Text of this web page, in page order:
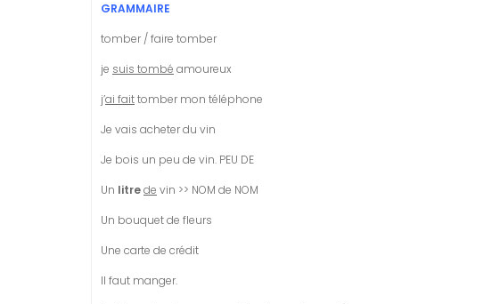
GRAMMAIRE
tomber / faire tomber
je suis tombé amoureux
j’ai faittomber mon téléphone
Je vais acheter du vin
Je bois un peu de vin. PEU DE
Un litrede vin >> NOM de NOM
Un bouquet de fleurs
Une carte de crédit
Il faut manger.